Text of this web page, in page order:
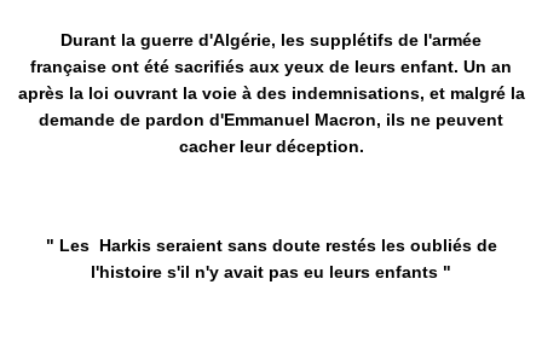
Durant la guerre d'Algérie, les supplétifs de l'armée
française ont été sacrifiés aux yeux de leurs enfant. Un an
après la loi ouvrant la voie à des indemnisations, et malgré la
demande de pardon d'Emmanuel Macron, ils ne peuvent
cacher leur déception.
" Les Harkis seraient sans doute restés les oubliés de
l'histoire s'il n'y avait pas eu leurs enfants "